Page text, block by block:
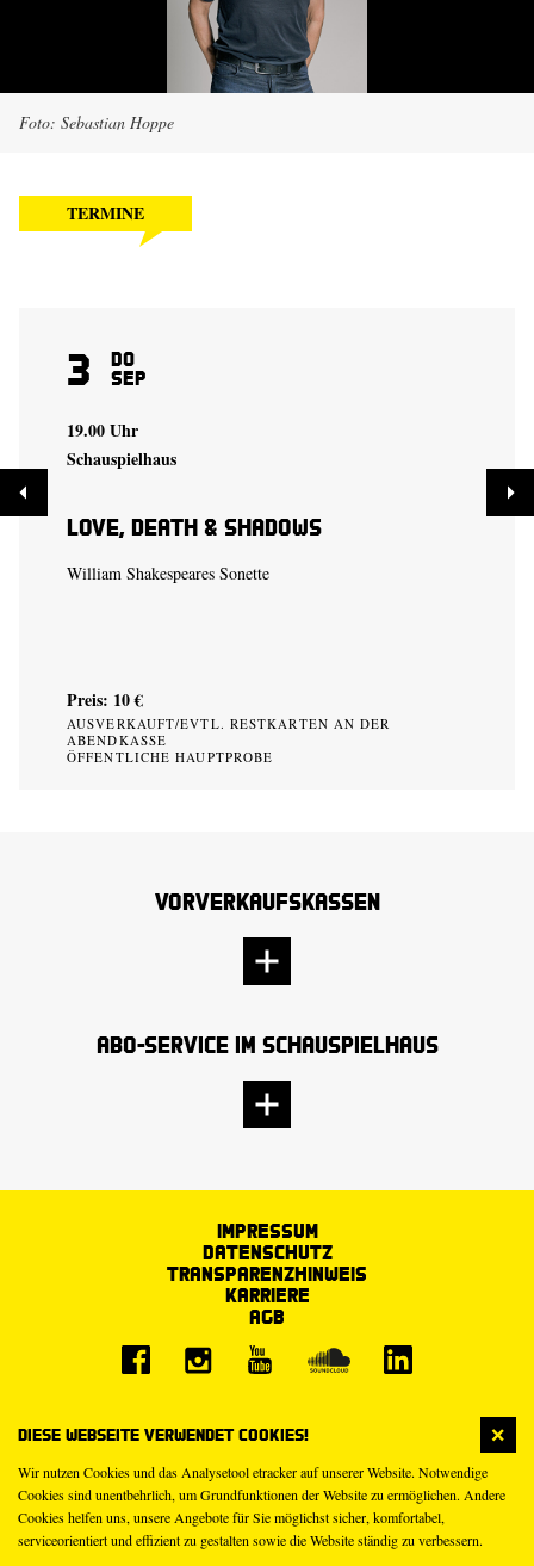
Diese Webseite verwendet Cookies!
Wir nutzen Cookies und das Analysetool etracker auf unserer Website. Notwendige
Cookies sind unentbehrlich, um Grundfunktionen der Website zu ermöglichen. Andere
Cookies helfen uns, unsere Angebote für Sie möglichst sicher, komfortabel,
serviceorientiert und effizient zu gestalten sowie die Website ständig zu verbessern.
Foto: Sebastian Hoppe
TERMINE
3 Do
Sep
19.00 Uhr
Schauspielhaus
Love, Death & Shadows
William Shakespeares Sonette
Preis: 10 €
AUSVERKAUFT/EVTL. RESTKARTEN AN DER
ABENDKASSE
ÖFFENTLICHE HAUPTPROBE
Vorverkaufskassen
Abo-Service im Schauspielhaus
Impressum
Datenschutz
Transparenzhinweis
Karriere
AGB